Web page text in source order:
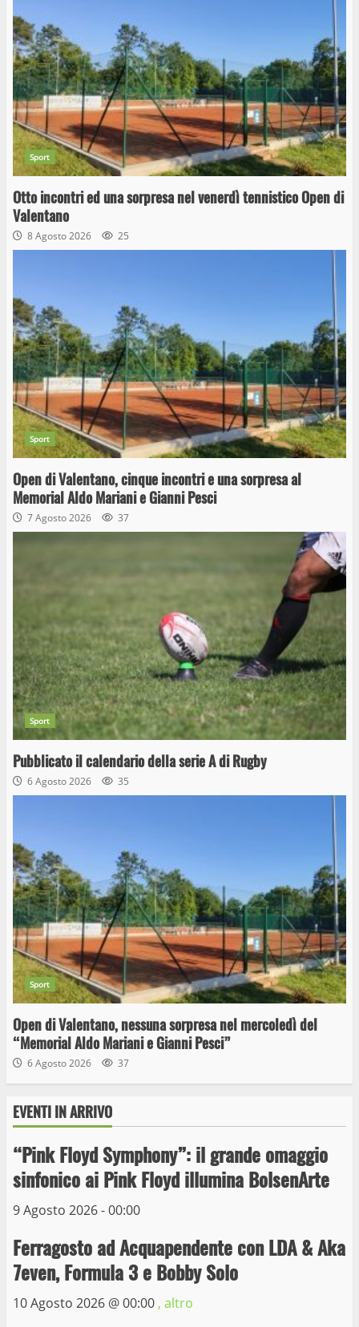
Sport
Otto incontri ed una sorpresa nel venerdì tennistico Open di
Valentano
8 Agosto 2026 25
Sport
Open di Valentano, cinque incontri e una sorpresa al
Memorial Aldo Mariani e Gianni Pesci
7 Agosto 2026 37
Sport
Pubblicato il calendario della serie A di Rugby
6 Agosto 2026 35
Sport
Open di Valentano, nessuna sorpresa nel mercoledì del
“Memorial Aldo Mariani e Gianni Pesci”
6 Agosto 2026 37
EVENTI IN ARRIVO
“Pink Floyd Symphony”: il grande omaggio
sinfonico ai Pink Floyd illumina BolsenArte
9 Agosto 2026 - 00:00
Ferragosto ad Acquapendente con LDA & Aka
7even, Formula 3 e Bobby Solo
10 Agosto 2026 @00:00 , altro
3
Wiplanet Baseball supera il Napoli
9 Maggio 2023
4
La Polizia di Stato arresta il ladro seriale
delle auto in sosta a Viterbo
10 Maggio 2023